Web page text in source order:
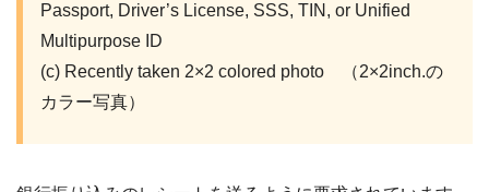
Passport, Driver’s License, SSS, TIN, or Unified
Multipurpose ID
(c) Recently taken 2×2 colored photo （2×2inch.の
カラー写真）